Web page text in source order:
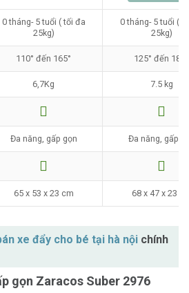
0 tháng- 5 tuổi ( tối đa
25kg)
0 tháng- 5 tuổi (
25kg)
110° đến 165° 125° đến 180°
6,7Kg 7.5 kg
Đa năng, gấp gọn Đa năng, gấp
65 x 53 x 23 cm 68 x 47 x 23
xe đẩy cho bé tại hà nội chính
gọn Zaracos Suber 2976